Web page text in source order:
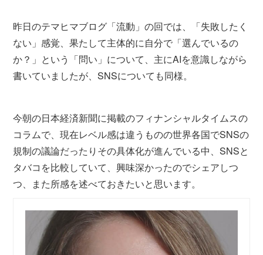
昨日のテマヒマブログ「流動」の回では、「失敗したく
ない」感覚、果たして主体的に自分で「選んでいるの
か？」という「問い」について、主にAIを意識しながら
書いていましたが、SNSについても同様。
今朝の日本経済新聞に掲載のフィナンシャルタイムスの
コラムで、現在レベル感は違うものの世界各国でSNSの
規制の議論だったりその具体化が進んでいる中、SNSと
タバコを比較していて、興味深かったのでシェアしつ
つ、また所感を述べておきたいと思います。